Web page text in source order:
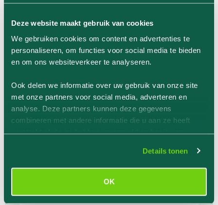
Deze website maakt gebruik van cookies
We gebruiken cookies om content en advertenties te
personaliseren, om functies voor social media te bieden
en om ons websiteverkeer te analyseren.
Ook delen we informatie over uw gebruik van onze site
met onze partners voor social media, adverteren en
analyse. Deze partners kunnen deze gegevens
combineren met andere informatie die u aan ze heeft
verstrekt of die ze hebben verzameld op basis van uw
Details tonen
OK
Uitstekend
Productbeoordeling door Monique Ros
26-09-2025
Verborgen i.v.m. NVWA-regelgeving
Waardering
Uitstekend
Cherise Van
Not been using it long but it feels and